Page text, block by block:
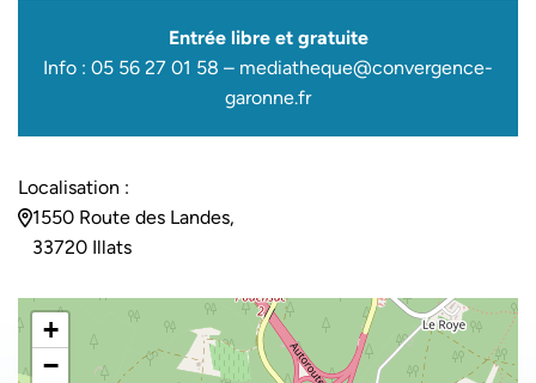
Entrée libre et gratuite
Info : 05 56 27 01 58 – mediatheque@convergence-
garonne.fr
Localisation :
1550 Route des Landes,
33720 Illats
+
−